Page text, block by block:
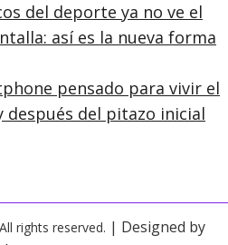
del deporte ya no ve el
así es la nueva forma
pensado para vivir el
del pitazo inicial
rights reserved. | Designed by